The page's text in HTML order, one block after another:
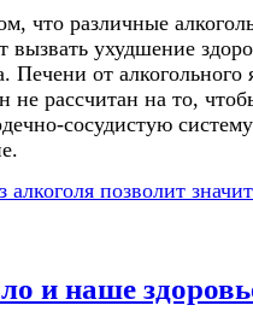
что различные
вызвать ухудшение
Печени от алкогольного
не рассчитан на то,
сосудистую
алкоголя позволит
и наше